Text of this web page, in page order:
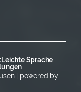
Leichte Sprache
| powered by